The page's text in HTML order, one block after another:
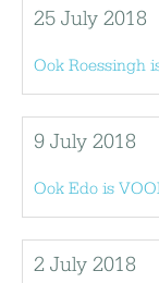
25 July 2018
Ook Roessingh
9 July 2018
Ook Edo is
2 July 2018